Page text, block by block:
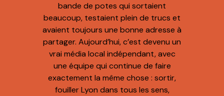
bande de potes qui sortaient
beaucoup, testaient plein de trucs et
avaient toujours une bonne adresse à
partager. Aujourd’hui, c’est devenu un
vrai média local indépendant, avec
une équipe qui continue de faire
exactement la même chose : sortir,
fouiller Lyon dans tous les sens,